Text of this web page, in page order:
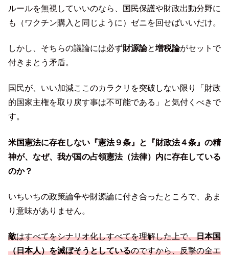
ルールを無視していいのなら、国民保護や財政出動分野に
も（ワクチン購入と同じように）ゼニを回せばいいだけ。
しかし、そちらの議論には必ず財源論と増税論がセットで
付きまとう矛盾。
国民が、いい加減ここのカラクリを突破しない限り「財政
的国家主権を取り戻す事は不可能である」と気付くべきで
す。
米国憲法に存在しない『憲法９条』と『財政法４条』の精
神が、なぜ、我が国の占領憲法（法律）内に存在している
のか？
いちいちの政策論争や財源論に付き合ったところで、あま
り意味がありません。
敵はすべてをシナリオ化しすべてを理解した上で、日本国
（日本人）を滅ぼそうとしているのですから、反撃の全エ